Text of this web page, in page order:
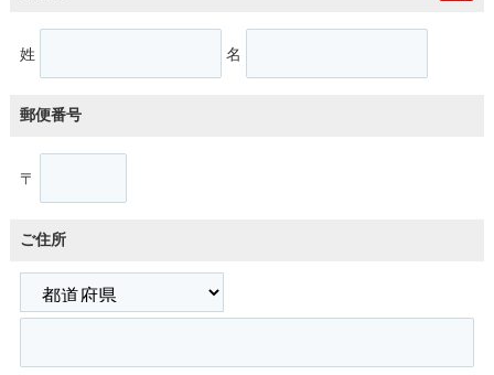
姓 名
郵便番号
〒
ご住所